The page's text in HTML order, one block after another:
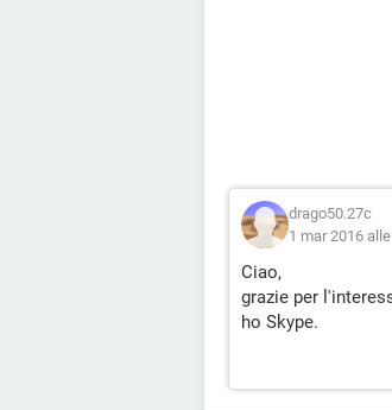
drago50.27c
1 mar 2016
Ciao,
grazie per
ho Skype.